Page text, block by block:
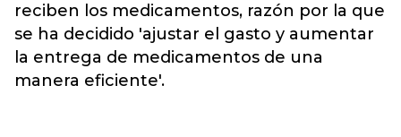
reciben los medicamentos, razón por la que
se ha decidido 'ajustar el gasto y aumentar
la entrega de medicamentos de una
manera eficiente'.